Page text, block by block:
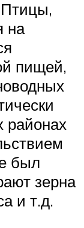
Птицы,
на
пищей,
районах
был
зерна
и т.д.